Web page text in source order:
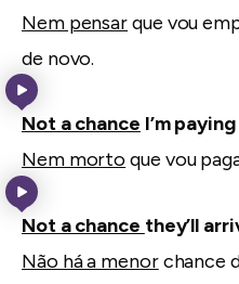
Nem pensarque vou
de novo.
Not a chance I’m
Nem mortoque vou
Not a chance they’ll
Não há a menorchance